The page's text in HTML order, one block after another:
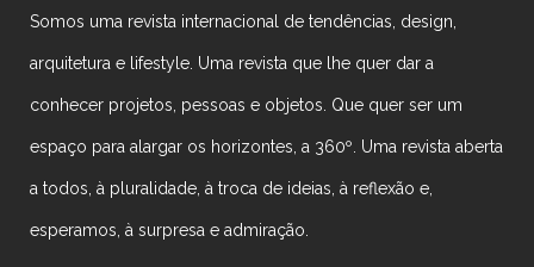
Somos uma revista internacional de tendências, design,
arquitetura e lifestyle. Uma revista que lhe quer dar a
conhecer projetos, pessoas e objetos. Que quer ser um
espaço para alargar os horizontes, a 360º. Uma revista aberta
a todos, à pluralidade, à troca de ideias, à reflexão e,
esperamos, à surpresa e admiração.